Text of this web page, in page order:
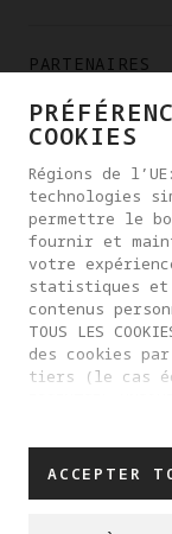
PARTENAIRES
OÙ ACHETER
À PROPOS
FRANCE
POLITIQUE DE
PARAMÈTRES
COOKIES
Régions de
technologies
permettre le
fournir et
votre
statistiques et
contenus
TOUS LES
des cookies
tiers (le cas
nécessaires
proposés.
matière de
ACCEPTER